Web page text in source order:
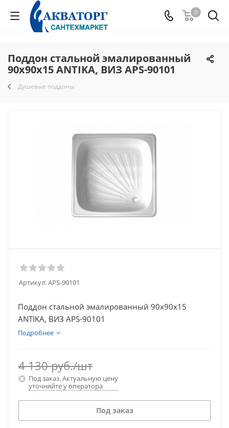
0
Поддон стальной эмалированный
90х90х15 ANTIKA, ВИЗ APS-90101
Душевые поддоны
Артикул:APS-90101
Поддон стальной эмалированный 90х90х15
ANTIKA, ВИЗ APS-90101
Подробнее
4 130руб./шт
Под заказ. Актуальную цену
уточняйте у оператора
Под заказ